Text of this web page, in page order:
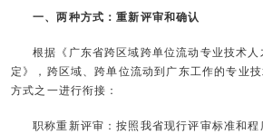
一、两种方式：重新评审和确认
根据《广东省跨区域跨单位流动专业技术
定》，跨区域、跨单位流动到广东工作的专业
方式之一进行衔接：
职称重新评审：按照我省现行评审标准和程